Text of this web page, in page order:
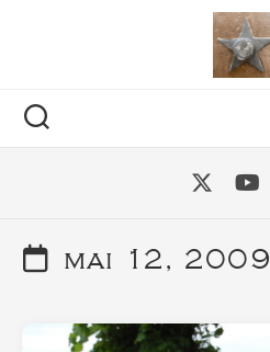
mai 12, 2009